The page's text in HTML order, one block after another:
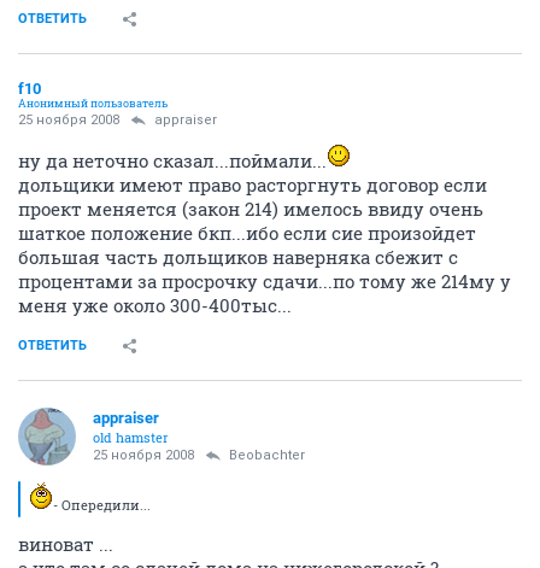
ОТВЕТИТЬ
f10
Анонимный пользователь
25 ноября 2008 appraiser
ну да неточно сказал...поймали...
дольщики имеют право расторгнуть договор если
проект меняется (закон 214) имелось ввиду очень
шаткое положение бкп...ибо если сие произойдет
большая часть дольщиков наверняка сбежит с
процентами за просрочку сдачи...по тому же 214му у
меня уже около 300-400тыс...
ОТВЕТИТЬ
appraiser
old hamster
25 ноября 2008 Beobachter
- Опередили...
виноват ...